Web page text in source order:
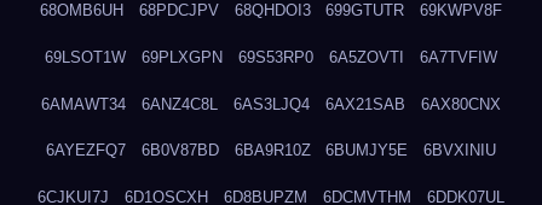
68OMB6UH 68PDCJPV 68QHDOI3 699GTUTR 69KWPV8F
69LSOT1W 69PLXGPN 69S53RP0 6A5ZOVTI 6A7TVFIW
6AMAWT34 6ANZ4C8L 6AS3LJQ4 6AX21SAB 6AX80CNX
6AYEZFQ7 6B0V87BD 6BA9R10Z 6BUMJY5E 6BVXINIU
6CJKUI7J 6D1OSCXH 6D8BUPZM 6DCMVTHM 6DDK07UL